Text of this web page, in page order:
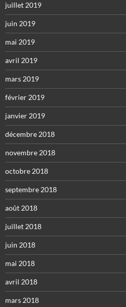
juillet 2019
juin 2019
mai 2019
avril 2019
mars 2019
février 2019
janvier 2019
décembre 2018
novembre 2018
octobre 2018
septembre 2018
août 2018
juillet 2018
juin 2018
mai 2018
avril 2018
mars 2018